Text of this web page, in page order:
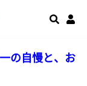
の自慢と、お